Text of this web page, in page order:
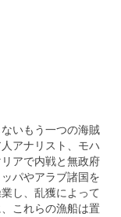
いもう一つの海賊
アナリスト、モハ
アで内戦と無政府
パやアラブ諸国を
し、乱獲によって
これらの漁船は置